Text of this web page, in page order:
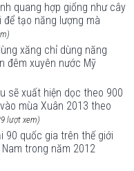
quang hợp giống như cây
tạo năng lượng mà
xăng chỉ dùng năng
đêm xuyên nước Mỹ
sẽ xuất hiện dọc theo 900
mùa Xuân 2013 theo
lượt xem)
90 quốc gia trên thế giới
trong năm 2012